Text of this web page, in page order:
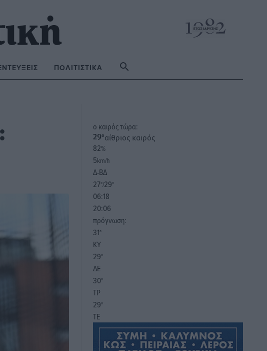
ΠΟΛΙΤΙΣΤΙΚΆ
o καιρός τώρα:
29°αίθριος καιρός
82%
5km/h
Δ-ΒΔ
27°/29°
06:18
20:06
πρόγνωση:
31°
ΚΥ
29°
ΔΕ
30°
ΤΡ
29°
ΤΕ